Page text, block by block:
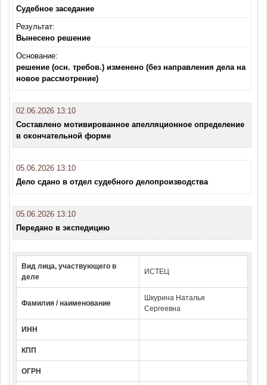
Судебное заседание
Результат:
Вынесено решение
Основание:
решение (осн. требов.) изменено (без направления дела на
новое рассмотрение)
02.06.2026 13:10
Составлено мотивированное апелляционное определение
в окончательной форме
05.06.2026 13:10
Дело сдано в отдел судебного делопроизводства
05.06.2026 13:10
Передано в экспедицию
Вид лица, участвующего в
деле
ИСТЕЦ
Фамилия / наименование
Шкурина Наталья
Сергеевна
ИНН
КПП
ОГРН